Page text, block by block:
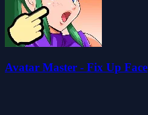
Avatar Master - Fix Up Face